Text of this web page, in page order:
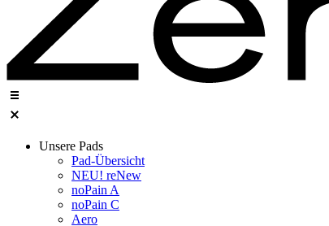
Unsere Pads
Pad-Übersicht
NEU! reNew
noPain A
noPain C​
Aero